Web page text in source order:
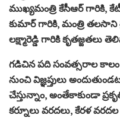
ముఖ్యమంత్రి కేసీఆర్ గారికి,
కుమార్ గారికి, మంత్రి
లక్ష్మారెడ్డి గారికి కృతజ్ఙతలు
గడిచిన పది సంవత్సరాల కాలం
నుంచి విజ్ఞ‌ప్తులు
చేస్తున్నాం, అంతేకాకుండా
కర్నూలు వరదలు, కేరళ